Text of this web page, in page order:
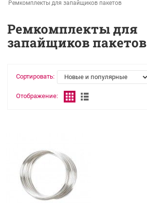
Ремкомплекты для запайщиков пакетов
Ремкомплекты для
запайщиков пакетов
Сортировать:
Отображение: